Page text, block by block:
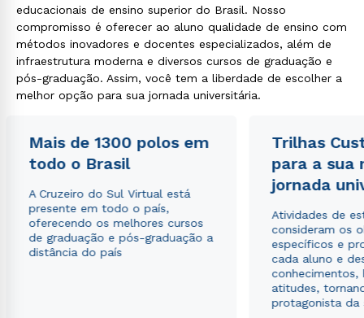
educacionais de ensino superior do Brasil. Nosso
compromisso é oferecer ao aluno qualidade de ensino com
métodos inovadores e docentes especializados, além de
infraestrutura moderna e diversos cursos de graduação e
pós-graduação. Assim, você tem a liberdade de escolher a
melhor opção para sua jornada universitária.
Mais de 1300 polos em
todo o Brasil
A Cruzeiro do Sul Virtual está
presente em todo o país,
oferecendo os melhores cursos
de graduação e pós-graduação a
distância do país
Trilhas
para a sua
jornada
Atividades de
consideram os
específicos e
cada aluno e
conhecimentos,
atitudes,
protagonista da